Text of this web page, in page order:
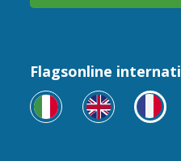
Flagsonline